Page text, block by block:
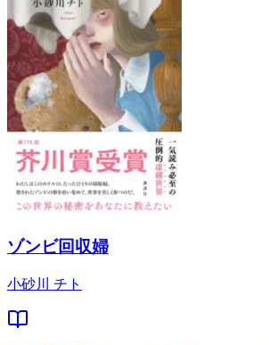
ゾンビ回収婦
小砂川 チト